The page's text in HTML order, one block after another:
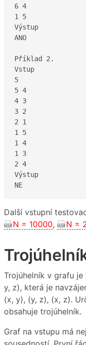
6 4
1 5
Výstup
ANO
Příklad 2.
Vstup
5
5 4
4 3
3 2
2 1
1 5
1 4
1 3
2 4
Výstup
NE
Další vstupní
N = 10000, N =
Trojúhelník v grafu
y, z), která je
(x, y), (y, z), (x, z).
obsahuje trojúhelník.
Graf na vstupu má